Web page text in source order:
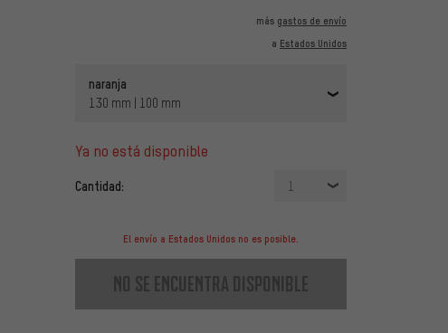
más gastos de envío
a Estados Unidos
naranja
130 mm | 100 mm
ya no está disponible
Cantidad: 1
El envío a Estados Unidos no es posible.
no se encuentra disponible